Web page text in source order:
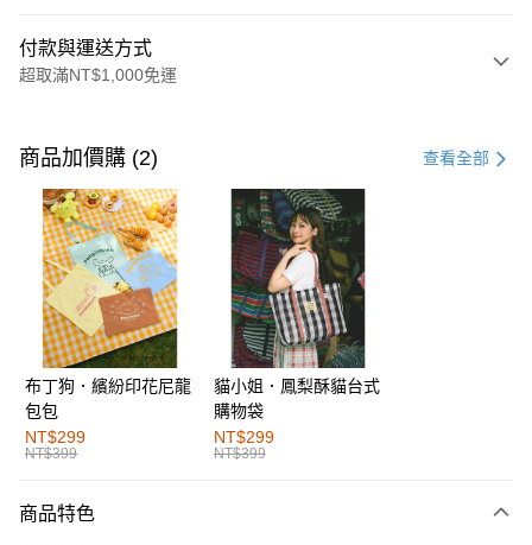
付款與運送方式
超取滿NT$1,000免運
信用卡一次付款
購物金
超商取貨付款
LINE Pay
街口支付
運送方式
全家取貨付款
每筆NT$60，滿NT$1,000(含以上)免運費
付款後全家取貨
商品加價購 (2) 查看全部
布丁狗．繽紛印花尼龍
包包
NT$299
NT$399
貓小姐．鳳梨酥貓台式
購物袋
NT$299
NT$399
商品特色